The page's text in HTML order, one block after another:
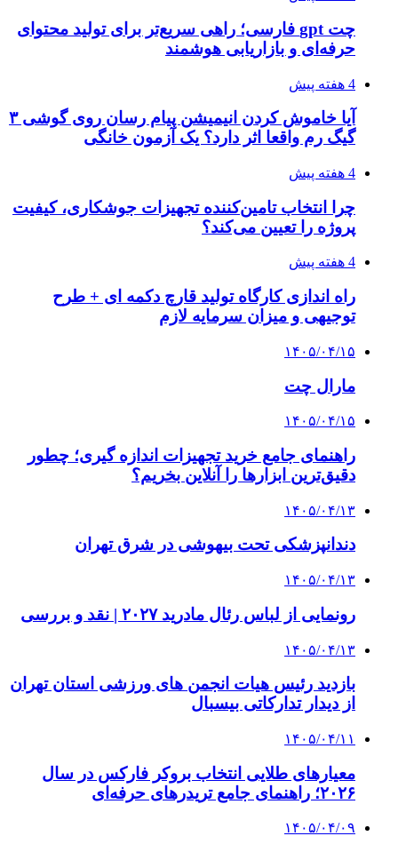
چت gpt فارسی؛ راهی سریع‌تر برای تولید محتوای
حرفه‌ای و بازاریابی هوشمند
4 هفته پیش
آیا خاموش کردن انیمیشن پیام رسان روی گوشی ۳
گیگ رم واقعا اثر دارد؟ یک آزمون خانگی
4 هفته پیش
چرا انتخاب تامین‌کننده تجهیزات جوشکاری، کیفیت
پروژه را تعیین می‌کند؟
4 هفته پیش
راه اندازی کارگاه تولید قارچ دکمه ای + طرح
توجیهی و میزان سرمایه لازم
۱۴۰۵/۰۴/۱۵
مارال چت
۱۴۰۵/۰۴/۱۵
راهنمای جامع خرید تجهیزات اندازه گیری؛ چطور
دقیق‌ترین ابزارها را آنلاین بخریم؟
۱۴۰۵/۰۴/۱۳
دندانپزشکی تحت بیهوشی در شرق تهران
۱۴۰۵/۰۴/۱۳
رونمایی از لباس رئال مادرید ۲۰۲۷ | نقد و بررسی
۱۴۰۵/۰۴/۱۳
بازدید رئیس هیات انجمن های ورزشی استان تهران
از دیدار تدارکاتی بیسبال
۱۴۰۵/۰۴/۱۱
معیارهای طلایی انتخاب بروکر فارکس در سال
۲۰۲۶؛ راهنمای جامع تریدرهای حرفه‌ای
۱۴۰۵/۰۴/۰۹